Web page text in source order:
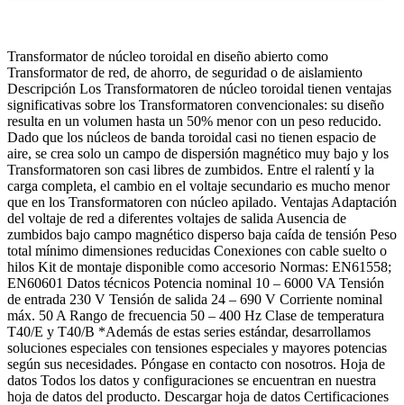
Transformator de núcleo toroidal en diseño abierto como
Transformator de red, de ahorro, de seguridad o de aislamiento
Descripción Los Transformatoren de núcleo toroidal tienen ventajas
significativas sobre los Transformatoren convencionales: su diseño
resulta en un volumen hasta un 50% menor con un peso reducido.
Dado que los núcleos de banda toroidal casi no tienen espacio de
aire, se crea solo un campo de dispersión magnético muy bajo y los
Transformatoren son casi libres de zumbidos. Entre el ralentí y la
carga completa, el cambio en el voltaje secundario es mucho menor
que en los Transformatoren con núcleo apilado. Ventajas Adaptación
del voltaje de red a diferentes voltajes de salida Ausencia de
zumbidos bajo campo magnético disperso baja caída de tensión Peso
total mínimo dimensiones reducidas Conexiones con cable suelto o
hilos Kit de montaje disponible como accesorio Normas: EN61558;
EN60601 Datos técnicos Potencia nominal 10 – 6000 VA Tensión
de entrada 230 V Tensión de salida 24 – 690 V Corriente nominal
máx. 50 A Rango de frecuencia 50 – 400 Hz Clase de temperatura
T40/E y T40/B *Además de estas series estándar, desarrollamos
soluciones especiales con tensiones especiales y mayores potencias
según sus necesidades. Póngase en contacto con nosotros. Hoja de
datos Todos los datos y configuraciones se encuentran en nuestra
hoja de datos del producto. Descargar hoja de datos Certificaciones